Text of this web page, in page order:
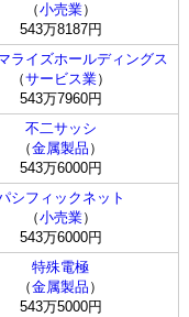
（小売業）
543万8187円
ライズホールディングス
（サービス業）
543万7960円
不二サッシ
（金属製品 ）
543万6000円
シフィックネット
（小売業）
543万6000円
特殊電極
（金属製品 ）
543万5000円